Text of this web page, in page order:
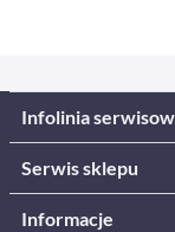
Infolinia
Serwis sklepu
Informacje